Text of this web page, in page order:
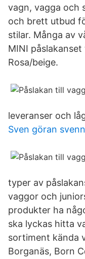
vagn, vagga och
och brett utbud
stilar. Många av
MINI
Rosa/beige.
leveranser och
Sven göran
typer av
vaggor och
produkter ha
ska lyckas hitta
sortiment kända
Borganäs, Born